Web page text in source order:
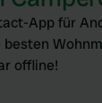
App für
besten
offline!